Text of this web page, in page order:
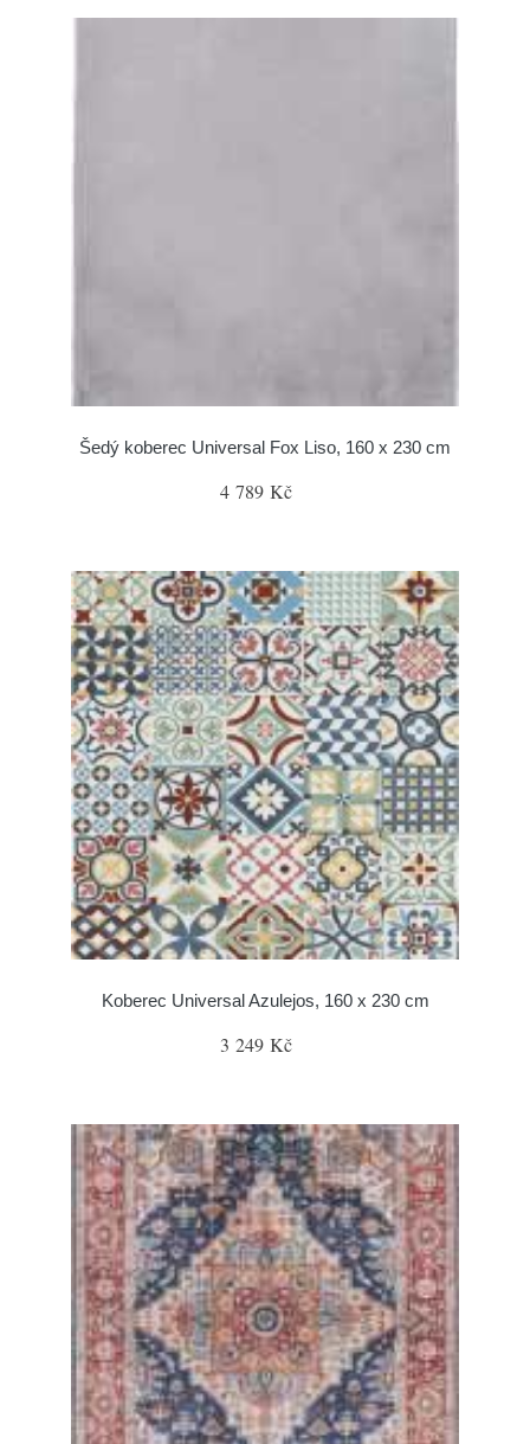
Šedý koberec Universal Fox Liso, 160 x 230 cm
4 789 Kč
Koberec Universal Azulejos, 160 x 230 cm
3 249 Kč